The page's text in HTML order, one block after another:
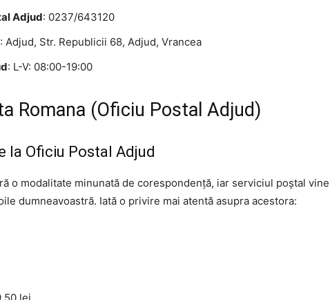
Adjud: 0237/643120
: Adjud, Str. Republicii 68, Adjud, Vrancea
: L-V: 08:00-19:00
Romana (Oficiu Postal Adjud)
la Oficiu Postal Adjud
o modalitate minunată de corespondență, iar serviciul poștal vine
dumneavoastră. Iată o privire mai atentă asupra acestora: